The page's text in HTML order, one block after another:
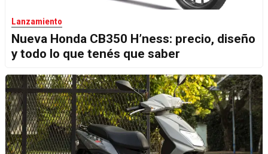
Lanzamiento
Nueva Honda CB350 H’ness: precio, diseño
y todo lo que tenés que saber